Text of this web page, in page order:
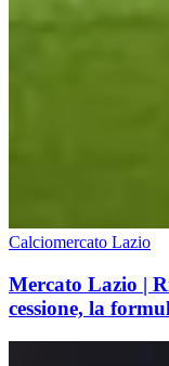
Calciomercato Lazio
Mercato Lazio |
cessione, la